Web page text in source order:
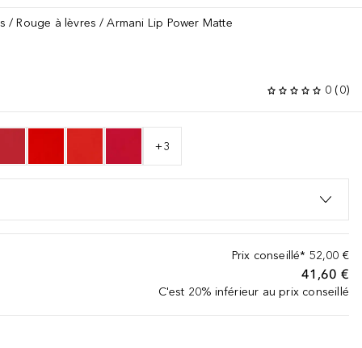
Rouge à lèvres Armani Lip Power Matte
0 (0)
+3
Prix conseillé* 52,00 €
41,60 €
C'est 20% inférieur au prix conseillé